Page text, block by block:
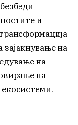
и
зајакнување на
на
на